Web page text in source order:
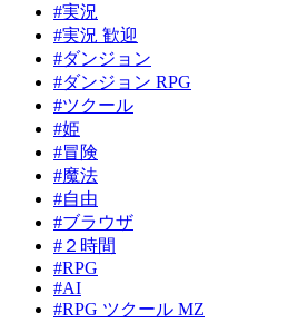
#実況
#実況 歓迎
#ダンジョン
#ダンジョン RPG
#ツクール
#姫
#冒険
#魔法
#自由
#ブラウザ
#２時間
#RPG
#AI
#RPG ツクール MZ